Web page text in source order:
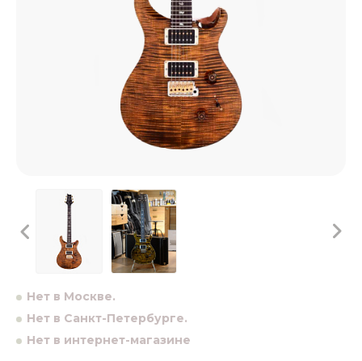
Нет в Москве.
Нет в Санкт-Петербурге.
Нет в интернет-магазине